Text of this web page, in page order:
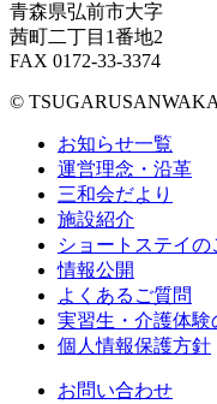
青森県弘前市大字
茜町二丁目1番地2
FAX 0172-33-3374
©
お知らせ一覧
運営理念・沿革
三和会だより
施設紹介
ショートステイの
情報公開
よくあるご質問
実習生・介護体験
個人情報保護方針
お問い合わせ